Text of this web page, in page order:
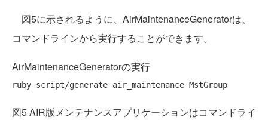
図5に示されるように、AirMaintenanceGeneratorは、
コマンドラインから実行することができます。
AirMaintenanceGeneratorの実行
図5 AIR版メンテナンスアプリケーションはコマンドライ